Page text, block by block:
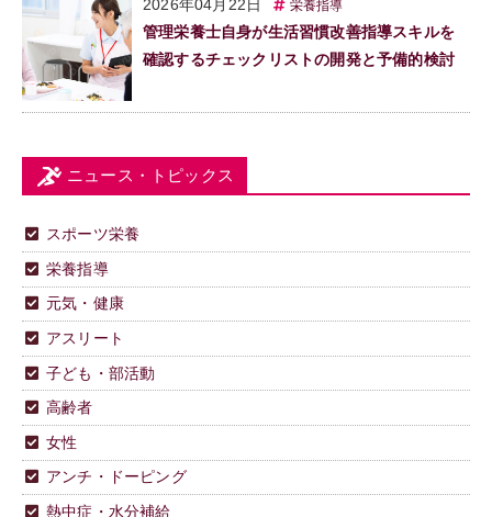
2026年04月22日 栄養指導
管理栄養士自身が生活習慣改善指導スキルを
確認するチェックリストの開発と予備的検討
ニュース・トピックス
スポーツ栄養
栄養指導
元気・健康
アスリート
子ども・部活動
高齢者
女性
アンチ・ドーピング
熱中症・水分補給